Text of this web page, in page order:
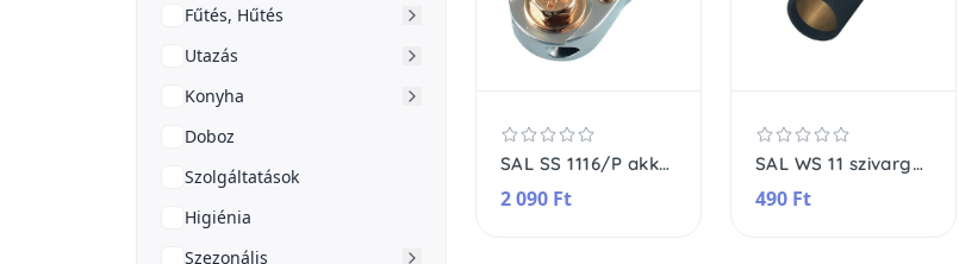
Fűtés, Hűtés
Utazás
Konyha
Doboz
Szolgáltatások
Higiénia
Szezonális
SAL SS 1116/P akkumulátor-csatlakozó, pozitív pólus, M8 csavar, 16mm alátét, titánium
2 090 Ft
SAL WS 11 szivargyújtó lengőaljzat, autós porszívó, hűtőláda
490 Ft